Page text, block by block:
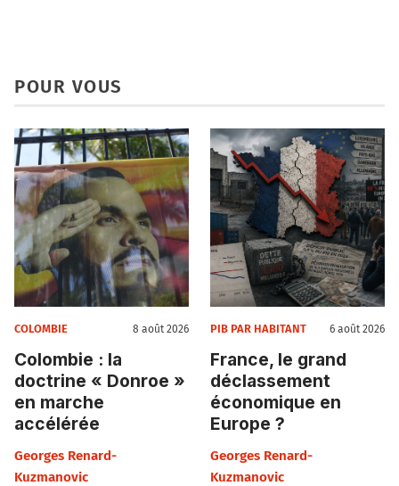
POUR VOUS
COLOMBIE 8 août 2026
Colombie : la
doctrine « Donroe »
en marche
accélérée
Georges Renard-
Kuzmanovic
PIB PAR HABITANT 6 août 2026
France, le grand
déclassement
économique en
Europe ?
Georges Renard-
Kuzmanovic